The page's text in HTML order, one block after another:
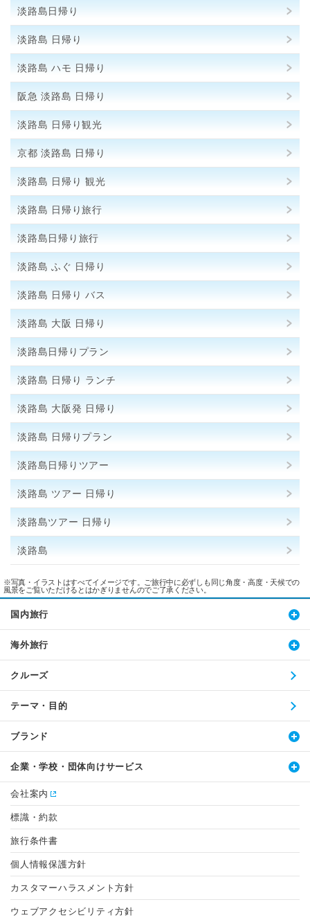
淡路島日帰り
淡路島 日帰り
淡路島 ハモ 日帰り
阪急 淡路島 日帰り
淡路島 日帰り観光
京都 淡路島 日帰り
淡路島 日帰り 観光
淡路島 日帰り旅行
淡路島日帰り旅行
淡路島 ふぐ 日帰り
淡路島 日帰り バス
淡路島 大阪 日帰り
淡路島日帰りプラン
淡路島 日帰り ランチ
淡路島 大阪発 日帰り
淡路島 日帰りプラン
淡路島日帰りツアー
淡路島 ツアー 日帰り
淡路島ツアー 日帰り
淡路島
※写真・イラストはすべてイメージです。ご旅行中に必ずしも同じ角度・高度・天候での
風景をご覧いただけるとはかぎりませんのでご了承ください。
国内旅行
海外旅行
クルーズ
テーマ・目的
ブランド
企業・学校・団体向けサービス
会社案内
標識・約款
旅行条件書
個人情報保護方針
カスタマーハラスメント方針
ウェブアクセシビリティ方針